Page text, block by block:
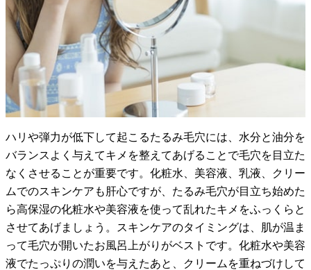
ハリや弾力が低下して起こるたるみ毛穴には、水分と油分を
バランスよく与えてキメを整えてあげることで毛穴を目立た
なくさせることが重要です。化粧水、美容液、乳液、クリー
ムでのスキンケアも肝心ですが、たるみ毛穴が目立ち始めた
ら高保湿の化粧水や美容液を使って乱れたキメをふっくらと
させてあげましょう。スキンケアのタイミングは、肌が温ま
って毛穴が開いたお風呂上がりがベストです。化粧水や美容
液でたっぷりの潤いを与えたあと、クリームを重ねづけして